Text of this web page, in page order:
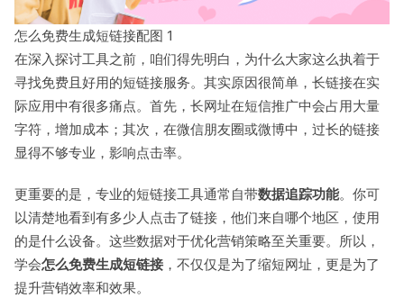
怎么免费生成短链接配图 1
在深入探讨工具之前，咱们得先明白，为什么大家这么执着于
寻找免费且好用的短链接服务。其实原因很简单，长链接在实
际应用中有很多痛点。首先，长网址在短信推广中会占用大量
字符，增加成本；其次，在微信朋友圈或微博中，过长的链接
显得不够专业，影响点击率。
更重要的是，专业的短链接工具通常自带数据追踪功能。你可
以清楚地看到有多少人点击了链接，他们来自哪个地区，使用
的是什么设备。这些数据对于优化营销策略至关重要。所以，
学会怎么免费生成短链接 ，不仅仅是为了缩短网址，更是为了
提升营销效率和效果。